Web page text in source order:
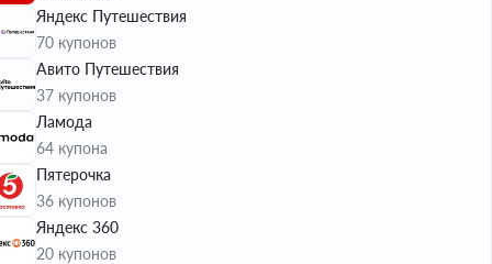
Яндекс Путешествия
70 купонов
Авито Путешествия
37 купонов
Ламода
64 купона
Пятерочка
36 купонов
Яндекс 360
20 купонов